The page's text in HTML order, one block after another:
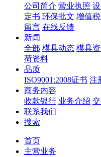
公司简介 营业执照
定书 环保批文 增值
留言 在线反馈
新闻
全部 模具动态 模具
荷资料
品质
ISO9001:2008证书 注
商务内容
收款银行 业务介绍
联系我们
搜索
首页
主营业务